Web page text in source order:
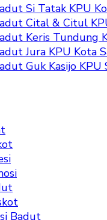
Si Tatak KPU
Cital & Citul
Keris Tundung
Jura KPU Kota
Guk Kasijo KPU
Badut